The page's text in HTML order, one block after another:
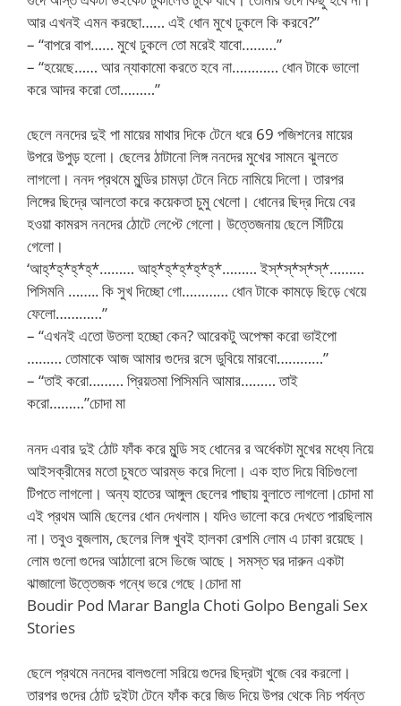
আর এখনই এমন করছো…… এই ধোন মুখে ঢুকলে কি করবে?”
– “বাপরে বাপ…… মুখে ঢুকলে তো মরেই যাবো………”
– “হয়েছে…… আর ন্যাকামো করতে হবে না………… ধোন টাকে ভালো
করে আদর করো তো………”
ছেলে ননদের দুই পা মায়ের মাথার দিকে টেনে ধরে 69 পজিশনের মায়ের
উপরে উপুড় হলো। ছেলের ঠাটানো লিঙ্গ ননদের মুখের সামনে ঝুলতে
লাগলো। ননদ প্রথমে মুন্ডির চামড়া টেনে নিচে নামিয়ে দিলো। তারপর
লিঙ্গের ছিদ্রে আলতো করে কয়েকতা চুমু খেলো। ধোনের ছিদ্র দিয়ে বের
হওয়া কামরস ননদের ঠোটে লেপ্টে গেলো। উত্তেজনায় ছেলে সিঁটিয়ে
গেলো।
‘আহ্*হ্*হ্*হ্*……… আহ্*হ্*হ্*হ্*হ্*……… ইস্*স্*স্*স্*………
পিসিমনি …….. কি সুখ দিচ্ছো গো………… ধোন টাকে কামড়ে ছিড়ে খেয়ে
ফেলো…………”
– “এখনই এতো উতলা হচ্ছো কেন? আরেকটু অপেক্ষা করো ভাইপো
……… তোমাকে আজ আমার গুদের রসে ডুবিয়ে মারবো…………”
– “তাই করো……… প্রিয়তমা পিসিমনি আমার……… তাই
করো………”চোদা মা
ননদ এবার দুই ঠোট ফাঁক করে মুন্ডি সহ ধোনের র অর্ধেকটা মুখের মধ্যে নিয়ে
আইসক্রীমের মতো চুষতে আরম্ভ করে দিলো। এক হাত দিয়ে বিচিগুলো
টিপতে লাগলো। অন্য হাতের আঙ্গুল ছেলের পাছায় বুলাতে লাগলো।চোদা মা
এই প্রথম আমি ছেলের ধোন দেখলাম। যদিও ভালো করে দেখতে পারছিলাম
না। তবুও বুজলাম, ছেলের লিঙ্গ খুবই হালকা রেশমি লোম এ ঢাকা রয়েছে।
লোম গুলো গুদের আঠালো রসে ভিজে আছে। সমস্ত ঘর দারুন একটা
ঝাজালো উত্তেজক গন্ধে ভরে গেছে।চোদা মা
Boudir Pod Marar Bangla Choti Golpo Bengali Sex
Stories
ছেলে প্রথমে ননদের বালগুলো সরিয়ে গুদের ছিদ্রটা খুজে বের করলো।
তারপর গুদের ঠোট দুইটা টেনে ফাঁক করে জিভ দিয়ে উপর থেকে নিচ পর্যন্ত